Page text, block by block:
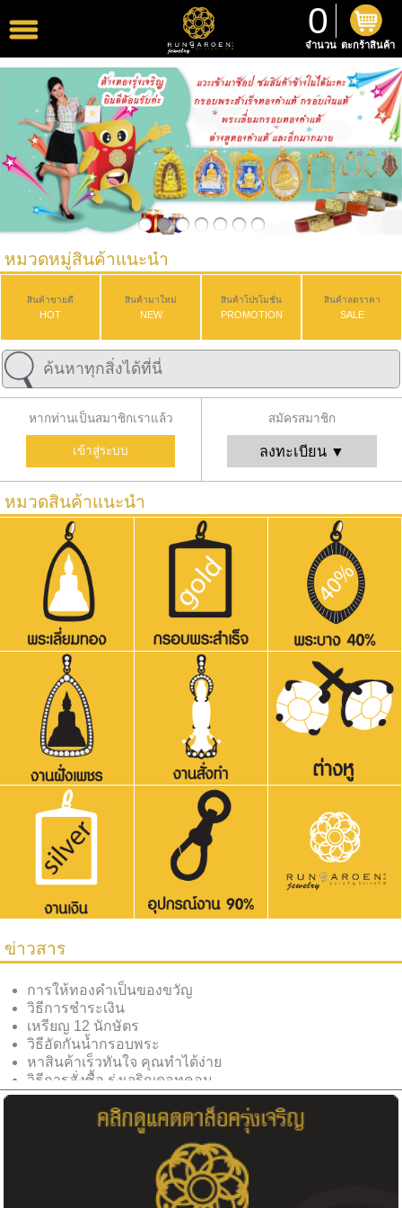
0
จำนวน ตะกร้าสินค้า
หมวดหมู่สินค้าแนะนำ
สินค้าขายดี
HOT
สินค้ามาใหม่
NEW
สินค้าโปรโมชั่น
PROMOTION
สินค้าลดราคา
SALE
หากท่านเป็นสมาชิกเราแล้ว
เข้าสู่ระบบ
สมัครสมาชิก
ลงทะเบียน ▼
หมวดสินค้าแนะนำ
ข่าวสาร
การให้ทองคำเป็นของขวัญ
วิธีการชำระเงิน
เหรียญ 12 นักษัตร
วิธีอัดกันน้ำกรอบพระ
หาสินค้าเร็วทันใจ คุณทำได้ง่าย
วิธีการสั่งซื้อ รุ่งเจริญดอทคอม